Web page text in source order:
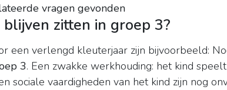
vragen gevonden
zitten in groep 3?
een verlengd kleuterjaar zijn bijvoorbeeld:
3. Een zwakke werkhouding: het kind
sociale vaardigheden van het kind zijn nog